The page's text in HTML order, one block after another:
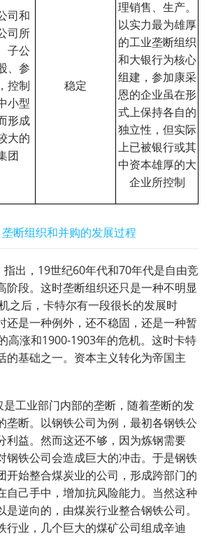
司和
司所
子公
、参
控制
小型
形成
大的
团
稳定
理销售、生产。
以实力最为雄厚
的工业垄断组织
和大银行为核心
组建，参加康采
恩的企业虽在形
式上保持各自的
独立性，但实际
上已被银行或其
中资本雄厚的大
企业所控制
垄断组织和并购的发展过程
出， 19世纪60年代和70年代是自由竞
阶段。这时垄断组织还只是一种不明显
之后，卡特尔有一段很长的发展时
还是一种例外，还不稳固，还是一种暂
高涨和1900-1903年的危机。这时卡特
的基础之一。资本主义转化为帝国主
工业部门内部的垄断，随着垄断的发
垄断。以钢铁公司为例，最初各钢铁公
利益。然而这还不够，因为炼钢需要
钢铁公司会造成巨大的冲击。于是钢铁
开始整合煤炭业的公司，形成跨部门的
自己手中，增加抗风险能力。当然这种
逆向的，由煤炭行业整合钢铁公司。
行业，几个巨大的煤矿公司组成辛迪